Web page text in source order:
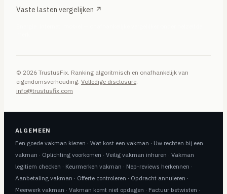
Vaste lasten vergelijken ↗
© 2026 TrustusFix. Ranking algoritmisch en onafhankelijk van
eigendomsverhouding. Volledige disclosure
info@trustusfix.com
ALGEMEEN
Een goede vakman kiezen · Wat kost een vakman · Uw rechten bij een
vakman · Oplichting voorkomen · Veilig vakman inhuren · Vakman
legitiem checken · Keurmerken vakman · Nep-reviews herkennen ·
Aanbetaling vakman · Offerte controleren · Opdracht annuleren ·
Meerwerk vakman · Vakman komt niet opdagen · Factuur betwisten ·